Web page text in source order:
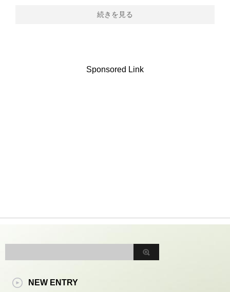
続きを見る
Sponsored Link
NEW ENTRY